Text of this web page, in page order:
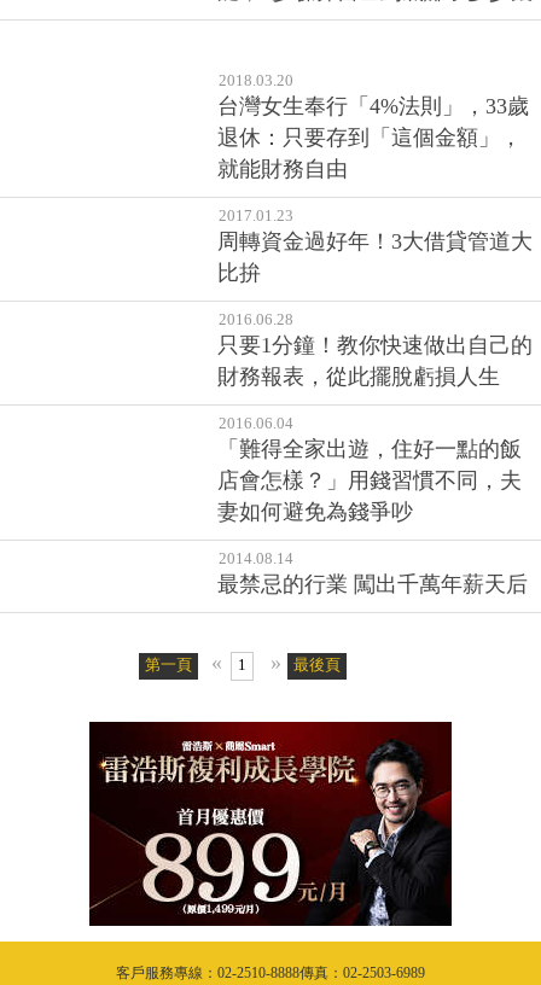
工作賺錢，其實是在「謀殺人
鍵，2步驟算自己到底賺了多少錢
2018.03.20
台灣女生奉行「4%法則」，33歲
退休：只要存到「這個金額」，
就能財務自由
2017.01.23
周轉資金過好年！3大借貸管道大
比拚
2016.06.28
只要1分鐘！教你快速做出自己的
財務報表，從此擺脫虧損人生
2016.06.04
「難得全家出遊，住好一點的飯
店會怎樣？」用錢習慣不同，夫
妻如何避免為錢爭吵
最禁忌的行業 闖出千萬年薪天后
第一頁 « 1 » 最後頁